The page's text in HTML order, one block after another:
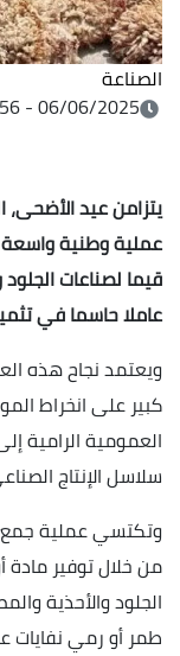
الصناعة
06/06/2025 - 12:56
يتزامن عيد الأضحى،
عملية وطنية واسعة
قيما لصناعات
عاملا حاسما في
ويعتمد نجاح هذه
كبير على انخراط
العمومية الرامية
سلاسل الإنتاج
وتكتسي عملية جمع
من خلال توفير مادة
الجلود والأحذية
طمر أو رمي نفايات